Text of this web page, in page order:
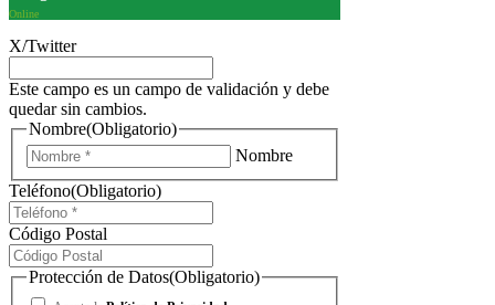
Online
X/Twitter
Este campo es un campo de validación y debe
quedar sin cambios.
Nombre(Obligatorio)
Nombre
Teléfono(Obligatorio)
Código Postal
Protección de Datos(Obligatorio)